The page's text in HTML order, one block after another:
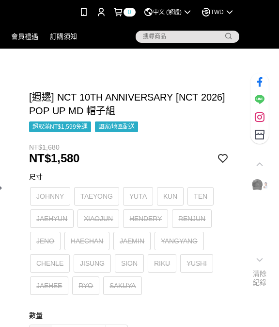
0 中文 (繁體) TWD
會員禮遇 訂購須知
[週邊] NCT 10TH ANNIVERSARY [NCT 2026]
POP UP MD 帽子組
超取滿NT$1,599免運 國家/地區配送
NT$1,680
NT$1,580
尺寸
JOHNNY TAEYONG YUTA KUN TEN
JAEHYUN XIAOJUN HENDERY RENJUN
JENO HAECHAN JAEMIN YANGYANG
CHENLE JISUNG SION RIKU YUSHI
JAEHEE RYO SAKUYA
數量
清除
紀錄